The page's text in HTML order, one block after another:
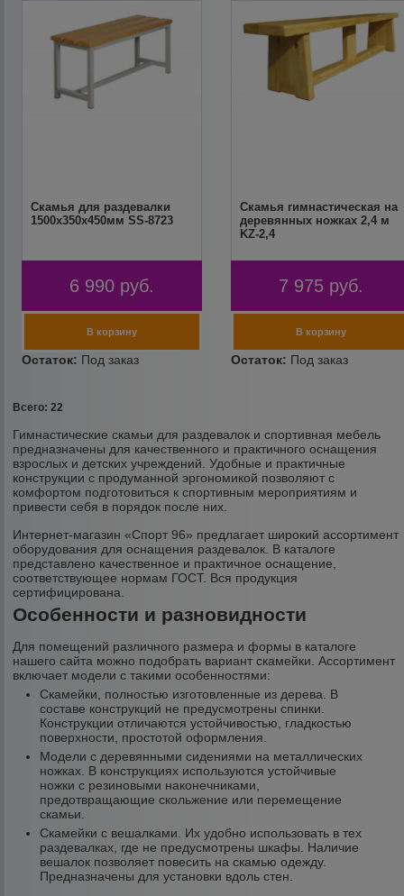
Скамья для раздевалки
1500х350х450мм SS-8723
6 990 руб.
Скамья гимнастическая на
деревянных ножках 2,4 м
KZ-2,4
7 975 руб.
Всего: 22
Гимнастические скамьи для раздевалок и спортивная мебель
предназначены для качественного и практичного оснащения
взрослых и детских учреждений. Удобные и практичные
конструкции с продуманной эргономикой позволяют с
комфортом подготовиться к спортивным мероприятиям и
привести себя в порядок после них.
Интернет-магазин «Спорт 96» предлагает широкий ассортимент
оборудования для оснащения раздевалок. В каталоге
представлено качественное и практичное оснащение,
соответствующее нормам ГОСТ. Вся продукция
сертифицирована.
Особенности и разновидности
Для помещений различного размера и формы в каталоге
нашего сайта можно подобрать вариант скамейки. Ассортимент
включает модели с такими особенностями:
Скамейки, полностью изготовленные из дерева. В
составе конструкций не предусмотрены спинки.
Конструкции отличаются устойчивостью, гладкостью
поверхности, простотой оформления.
Модели с деревянными сидениями на металлических
ножках. В конструкциях используются устойчивые
ножки с резиновыми наконечниками,
предотвращающие скольжение или перемещение
скамьи.
Скамейки с вешалками. Их удобно использовать в тех
раздевалках, где не предусмотрены шкафы. Наличие
вешалок позволяет повесить на скамью одежду.
Предназначены для установки вдоль стен.